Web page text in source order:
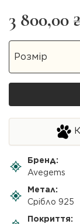
3 800,00 ₴
Бренд:
Avegems
Метал:
Срібло 925
Покриття: